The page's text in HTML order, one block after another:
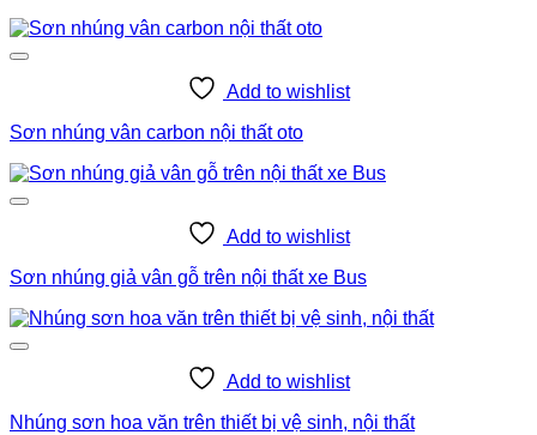
Add to wishlist
Sơn nhúng vân carbon nội thất oto
Add to wishlist
Sơn nhúng giả vân gỗ trên nội thất xe Bus
Add to wishlist
Nhúng sơn hoa văn trên thiết bị vệ sinh, nội thất